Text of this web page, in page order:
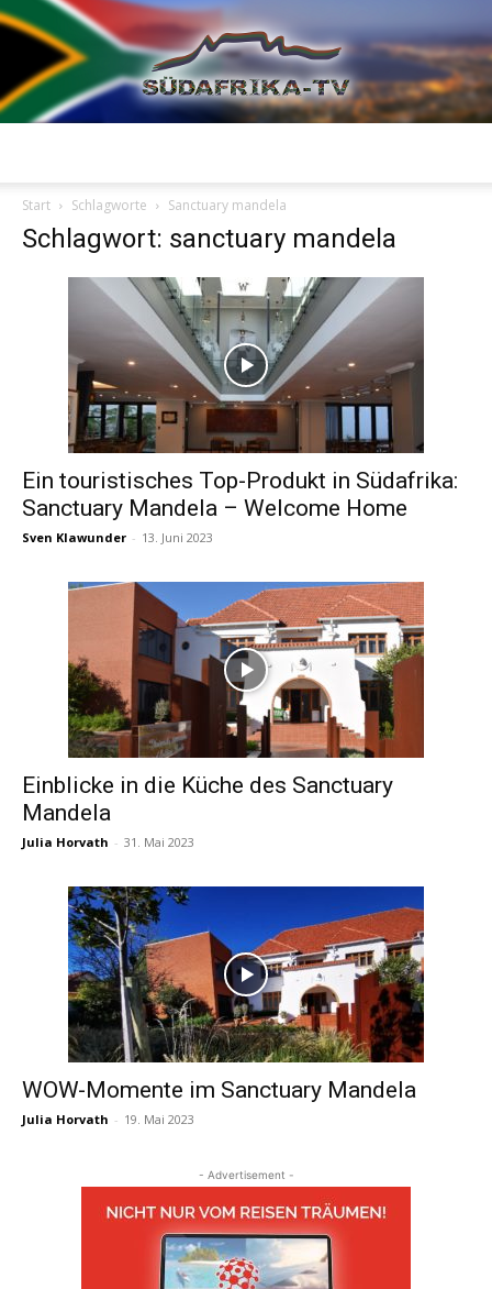
Start Schlagworte Sanctuary mandela
Schlagwort: sanctuary mandela
Ein touristisches Top-Produkt in Südafrika:
Sanctuary Mandela – Welcome Home
Sven Klawunder - 13. Juni 2023
Einblicke in die Küche des Sanctuary
Mandela
Julia Horvath - 31. Mai 2023
WOW-Momente im Sanctuary Mandela
Julia Horvath - 19. Mai 2023
- Advertisement -